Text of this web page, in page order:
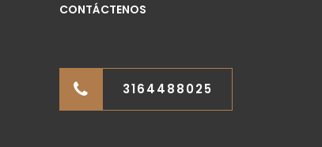
CONTÁCTENOS
3164488025